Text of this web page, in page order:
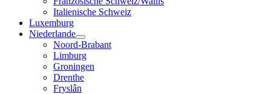
Italienische Schweiz
Luxemburg
Niederlande
Noord-Brabant
Limburg
Groningen
Drenthe
Fryslân